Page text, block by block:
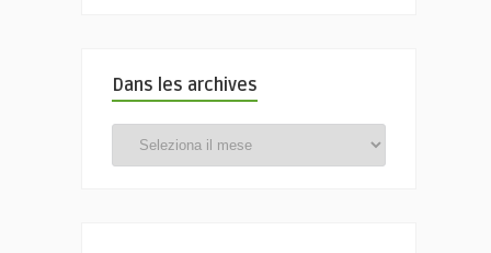
Dans les archives